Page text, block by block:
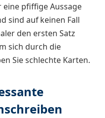
eine pfiffige Aussage
sind auf keinen Fall
den ersten Satz
sich durch die
Sie schlechte Karten.